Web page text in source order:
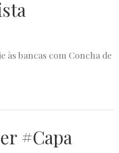
às bancas com Concha de
#Capa